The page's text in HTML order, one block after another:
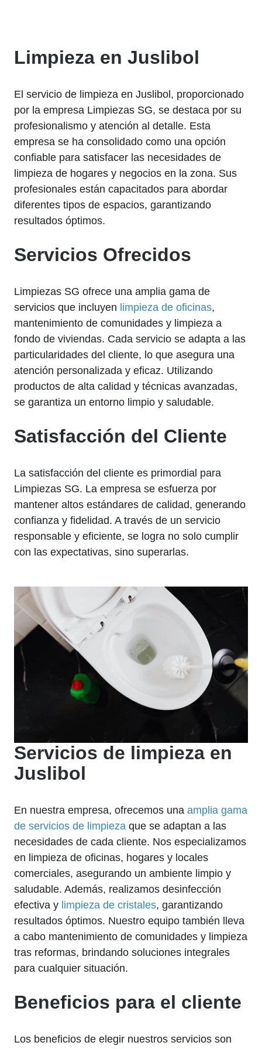
Limpieza en Juslibol
El servicio de limpieza en Juslibol, proporcionado
por la empresa Limpiezas SG, se destaca por su
profesionalismo y atención al detalle. Esta
empresa se ha consolidado como una opción
confiable para satisfacer las necesidades de
limpieza de hogares y negocios en la zona. Sus
profesionales están capacitados para abordar
diferentes tipos de espacios, garantizando
resultados óptimos.
Servicios Ofrecidos
Limpiezas SG ofrece una amplia gama de
servicios que incluyen limpieza de oficinas,
mantenimiento de comunidades y limpieza a
fondo de viviendas. Cada servicio se adapta a las
particularidades del cliente, lo que asegura una
atención personalizada y eficaz. Utilizando
productos de alta calidad y técnicas avanzadas,
se garantiza un entorno limpio y saludable.
Satisfacción del Cliente
La satisfacción del cliente es primordial para
Limpiezas SG. La empresa se esfuerza por
mantener altos estándares de calidad, generando
confianza y fidelidad. A través de un servicio
responsable y eficiente, se logra no solo cumplir
con las expectativas, sino superarlas.
Servicios de limpieza en
Juslibol
En nuestra empresa, ofrecemos una amplia gama
de servicios de limpieza que se adaptan a las
necesidades de cada cliente. Nos especializamos
en limpieza de oficinas, hogares y locales
comerciales, asegurando un ambiente limpio y
saludable. Además, realizamos desinfección
efectiva y limpieza de cristales, garantizando
resultados óptimos. Nuestro equipo también lleva
a cabo mantenimiento de comunidades y limpieza
tras reformas, brindando soluciones integrales
para cualquier situación.
Beneficios para el cliente
Los beneficios de elegir nuestros servicios son